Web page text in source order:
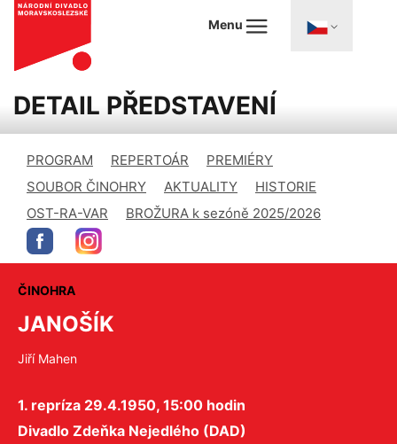
Menu
DETAIL PŘEDSTAVENÍ
PROGRAM REPERTOÁR
PREMIÉRY
SOUBOR ČINOHRY
AKTUALITY
HISTORIE
OST-RA-VAR
BROŽURA k sezóně 2025/2026
ČINOHRA
JANOŠÍK
Jiří Mahen
1. repríza 29.4.1950, 15:00 hodin
Divadlo Zdeňka Nejedlého (DAD)